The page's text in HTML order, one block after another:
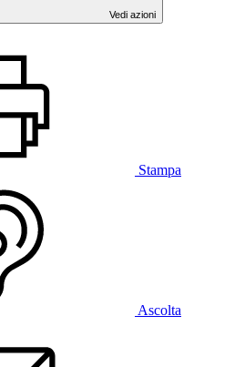
Vedi azioni
Stampa
Ascolta